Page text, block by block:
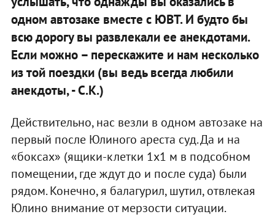
одном автозаке вместе с ЮВТ. И будто бы
всю дорогу вы развлекали ее анекдотами.
Если можно – перескажите и нам несколько
из той поездки (вы ведь всегда любили
анекдоты, - С.К.)
Действительно, нас везли в одном автозаке на
первый после Юлиного ареста суд. Да и на
«боксах» (ящики-клетки 1х1 м в подсобном
помещении, где ждут до и после суда) были
рядом. Конечно, я балагурил, шутил, отвлекая
Юлино внимание от мерзости ситуации.